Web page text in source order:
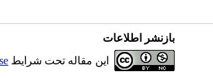
بازنشر اطلاعات
این مقاله تحت شرایط